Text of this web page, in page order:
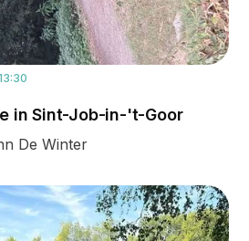
in Sint-Job-in-'t-Goor
De Winter